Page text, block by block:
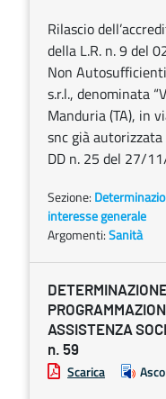
Rilascio
della L.R. n. 9 del
Non
s.r.l., denominata
Manduria (TA), in
snc già autorizzata
DD n. 25 del 27/
Sezione:
interesse generale
Argomenti:Sanità
ASSISTENZA
n. 59
Scarica